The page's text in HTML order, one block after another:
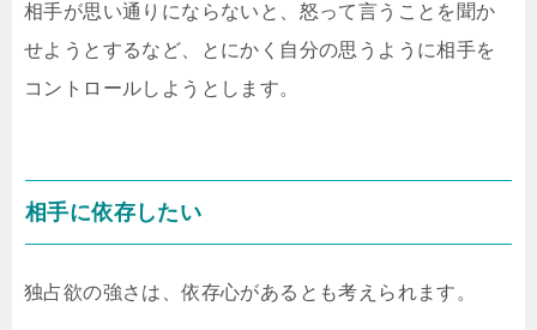
相手が思い通りにならないと、怒って言うことを聞か
せようとするなど、とにかく自分の思うように相手を
コントロールしようとします。
相手に依存したい
独占欲の強さは、依存心があるとも考えられます。